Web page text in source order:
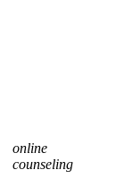
online
counseling